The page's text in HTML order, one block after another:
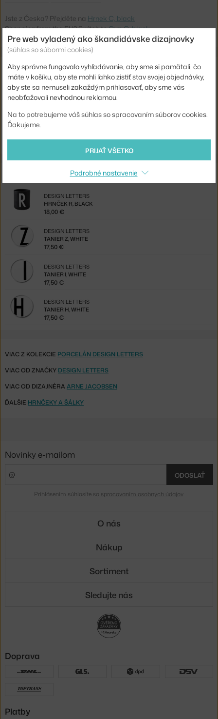
Jste z Česka? Přejděte na Hrnek C, black
Shopping from the EU? Switch toCup C, black
Súvisiace produkty
TANIER Z, WHITE
DESIGN LETTERS
16,80 €
Z rovnakej kolekcie
HRNČEK R, BLACK
DESIGN LETTERS
18,00 €
TANIER Z, WHITE
DESIGN LETTERS
17,50 €
TANIER I, WHITE
DESIGN LETTERS
17,50 €
TANIER H, WHITE
DESIGN LETTERS
17,50 €
VIAC Z KOLEKCIE PORCELÁN DESIGN LETTERS
VIAC OD ZNAČKY DESIGN LETTERS
VIAC OD DIZAJNÉRA ARNE JACOBSEN
ĎALŠIE HRNČEKY A ŠÁLKY
Pre web vyladený ako škandidávske dizajnovky
(súhlas so súbormi cookies)
Aby správne fungovalo vyhľadávanie, aby sme si pamätali, čo
máte v košíku, aby ste mohli ľahko zistiť stav svojej objednávky,
aby ste sa nemuseli zakaždým prihlasovať, aby sme vás
neobťažovali nevhodnou reklamou.
Na to potrebujeme váš súhlas so spracovaním súborov cookies.
Ďakujeme.
PRIJAŤ VŠETKO
Podrobné nastavenie
Novinky e-mailom
ODOSLAŤ
Prihlásením súhlasíte so spracovaním osobných údajov.
O nás
Nákup
Sortiment
Sledujte nás
Doprava
Platby